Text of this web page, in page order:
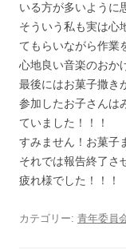
いる方が多いように
そういう私も実は心
てもらいながら作業
心地良い音楽のおか
最後にはお菓子撒き
参加したお子さんは
ていました！！！
すみません！お菓子
それでは報告終了さ
疲れ様でした！！！
カテゴリー: 青年委員